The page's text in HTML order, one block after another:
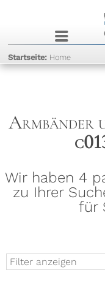
j
Startseite: Home
Armbänder
Wir haben 4
zu Ihrer
für
Filter anzeigen